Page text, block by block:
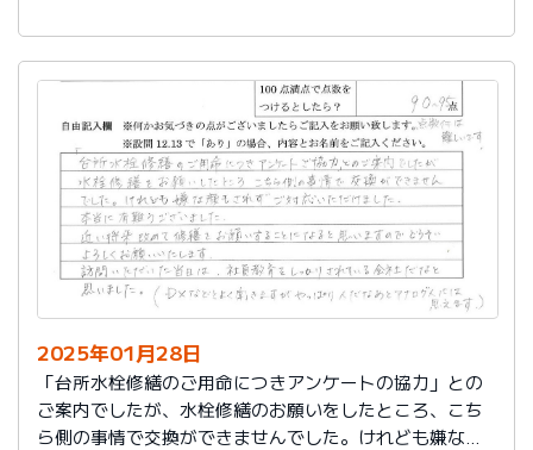
汚れないようにするテープも貼って下さりお手数をかけ
ました。
８～10年くらいで取り替えみたいですが、24年使用し大
切に使う事が出来ました。新しいコンロも長～くきれい
に使いたいです。杉山さん、ありがとうございました。
又、何かあった時はよろしくお願いしますネ
2025年01月28日
「台所水栓修繕のご用命につきアンケートの協力」との
ご案内でしたが、水栓修繕のお願いをしたところ、こち
ら側の事情で交換ができませんでした。けれども嫌な顔